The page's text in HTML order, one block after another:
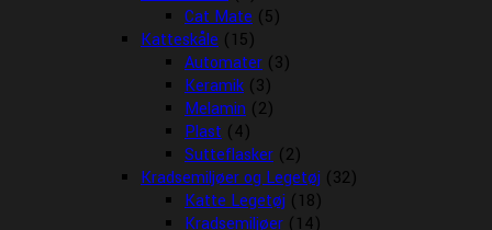
Cat Mate (5)
Katteskåle (15)
Automater (3)
Keramik (3)
Melamin (2)
Plast (4)
Sutteflasker (2)
Kradsemiljøer og Legetøj (32)
Katte Legetøj (18)
Kradsemiljøer (14)